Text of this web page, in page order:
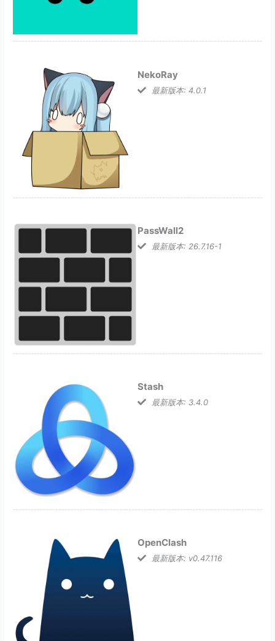
NekoRay
最新版本: 4.0.1
PassWall2
最新版本: 26.7.16-1
Stash
最新版本: 3.4.0
OpenClash
最新版本: v0.47.116